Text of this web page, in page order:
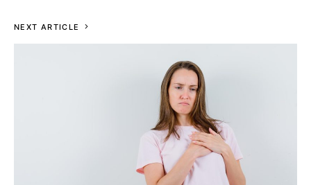
NEXT ARTICLE